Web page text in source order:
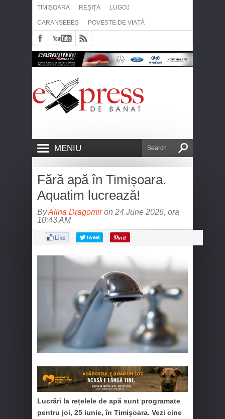
TIMIȘOARA REȘIȚA LUGOJ
CARANSEBEȘ POVESTE DE VIAȚĂ
MENIU
Fără apă în Timișoara.
Aquatim lucrează!
ByAlina Dragomiron 24 June 2026, ora
10:43 AM
Lucrări la rețelele de apă sunt programate
pentru joi, 25 iunie, în Timișoara. Vezi cine